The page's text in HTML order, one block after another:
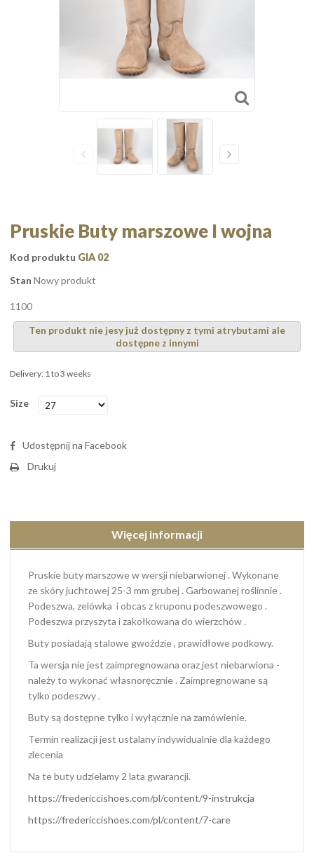
Pruskie Buty marszowe I wojna
Kod produktu GIA 02
Stan Nowy produkt
1100
Ten produkt nie jesy już dostępny z tymi atrybutami ale
dostępne z innymi
Delivery: 1 to 3 weeks
Size
Udostępnij na Facebook
Drukuj
Więcej informacji
Pruskie buty marszowe w wersji niebarwionej . Wykonane
ze skóry juchtowej 25-3 mm grubej . Garbowanej roślinnie .
Podeszwa, zelówka i obcas z kruponu podeszwowego .
Podeszwa przyszyta i zakołkowana do wierzchów .
Buty posiadają stalowe gwoździe , prawidłowe podkowy.
Ta wersja nie jest zaimpregnowana oraz jest niebarwiona -
należy to wykonać własnoręcznie . Zaimpregnowane są
tylko podeszwy .
Buty są dostępne tylko i wyłącznie na zamówienie.
Termin realizacji jest ustalany indywidualnie dla każdego
zlecenia
Na te buty udzielamy 2 lata gwarancji.
https://fredericcishoes.com/pl/content/9-instrukcja
https://fredericcishoes.com/pl/content/7-care